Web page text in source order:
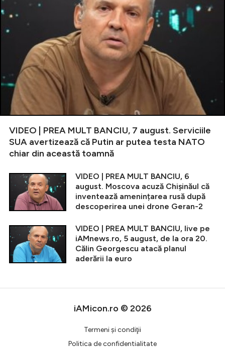
VIDEO | PREA MULT BANCIU, 7 august. Serviciile
SUA avertizează că Putin ar putea testa NATO
chiar din această toamnă
VIDEO | PREA MULT BANCIU, 6
august. Moscova acuză Chișinăul că
inventează amenințarea rusă după
descoperirea unei drone Geran-2
VIDEO | PREA MULT BANCIU, live pe
iAMnews.ro, 5 august, de la ora 20.
Călin Georgescu atacă planul
aderării la euro
iAMicon.ro © 2026
Termeni şi condiţii
Politica de confidentialitate